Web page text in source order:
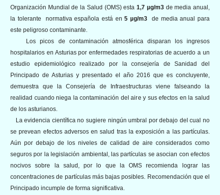
Organización Mundial de la Salud (OMS) esta1,7 µg/m3de media anual,
la tolerante normativa española está en5 µg/m3de media anual para
este peligroso contaminante.
Los picos de contaminación atmosférica disparan los ingresos
hospitalarios en Asturias por enfermedades respiratorias de acuerdo a un
estudio epidemiológico realizado por la consejería de Sanidad del
Principado de Asturias y presentado el año 2016 que es concluyente,
demuestra que la Consejería de Infraestructuras viene falseando la
realidad cuando niega la contaminación del aire y sus efectos en la salud
de los asturianos.
La evidencia científica no sugiere ningún umbral por debajo del cual no
se prevean efectos adversos en salud tras la exposición a las partículas.
Aún por debajo de los niveles de calidad de aire considerados como
seguros por la legislación ambiental, las partículas se asocian con efectos
nocivos sobre la salud, por lo que la OMS recomienda lograr las
concentraciones de partículas más bajas posibles. Recomendación que el
Principado incumple de forma significativa.